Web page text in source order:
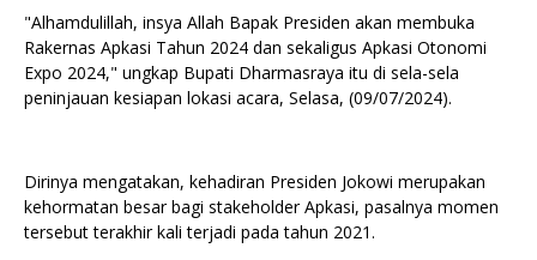
"Alhamdulillah, insya Allah Bapak Presiden akan membuka
Rakernas Apkasi Tahun 2024 dan sekaligus Apkasi Otonomi
Expo 2024," ungkap Bupati Dharmasraya itu di sela-sela
peninjauan kesiapan lokasi acara, Selasa, (09/07/2024).
Dirinya mengatakan, kehadiran Presiden Jokowi merupakan
kehormatan besar bagi stakeholder Apkasi, pasalnya momen
tersebut terakhir kali terjadi pada tahun 2021.